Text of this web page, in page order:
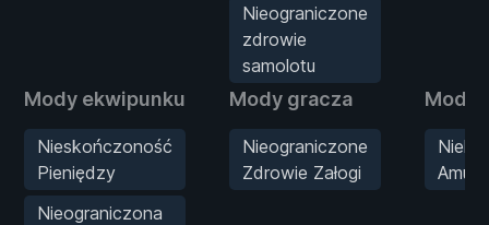
Nieograniczone
zdrowie
samolotu
Mody ekwipunku
Nieskończoność
Pieniędzy
Nieograniczona
Mody gracza
Nieograniczone
Zdrowie Załogi
Mody